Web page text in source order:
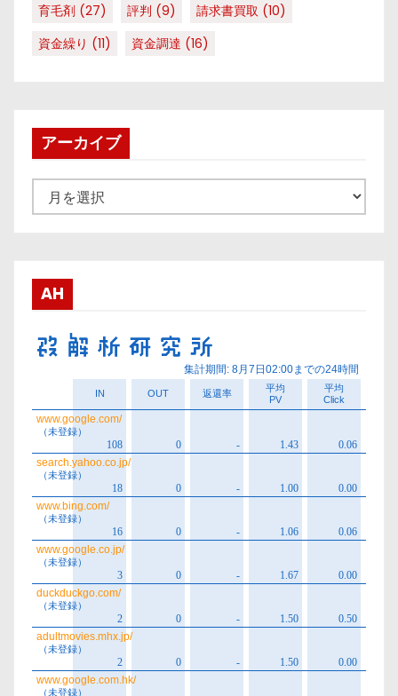
育毛剤 (27) 評判 (9) 請求書買取 (10)
資金繰り (11) 資金調達 (16)
アーカイブ
ー
ブ
AH